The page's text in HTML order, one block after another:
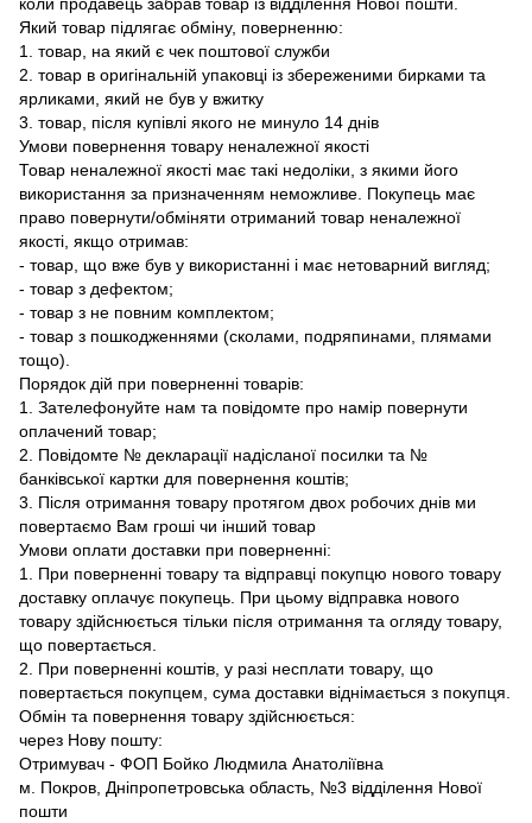
Який товар підлягає обміну, поверненню:
1. товар, на який є чек поштової служби
2. товар в оригінальній упаковці із збереженими бирками та
ярликами, який не був у вжитку
3. товар, після купівлі якого не минуло 14 днів
Умови повернення товару неналежної якості
Товар неналежної якості має такі недоліки, з якими його
використання за призначенням неможливе. Покупець має
право повернути/обміняти отриманий товар неналежної
якості, якщо отримав:
- товар, що вже був у використанні і має нетоварний вигляд;
- товар з дефектом;
- товар з не повним комплектом;
- товар з пошкодженнями (сколами, подряпинами, плямами
тощо).
Порядок дій при поверненні товарів:
1. Зателефонуйте нам та повідомте про намір повернути
оплачений товар;
2. Повідомте № декларації надісланої посилки та №
банківської картки для повернення коштів;
3. Після отримання товару протягом двох робочих днів ми
повертаємо Вам гроші чи інший товар
Умови оплати доставки при поверненні:
1. При поверненні товару та відправці покупцю нового товару
доставку оплачує покупець. При цьому відправка нового
товару здійснюється тільки після отримання та огляду товару,
що повертається.
2. При поверненні коштів, у разі несплати товару, що
повертається покупцем, сума доставки віднімається з покупця.
Обмін та повернення товару здійснюється:
через Нову пошту:
Отримувач - ФОП Бойко Людмила Анатоліївна
м. Покров, Дніпропетровська область, №3 відділення Нової
пошти